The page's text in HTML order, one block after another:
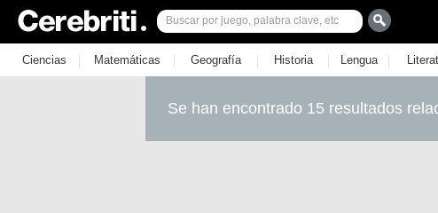
Ciencias | Matemáticas | Geografía | Historia | Lengua |
Se han encontrado 15 resultados